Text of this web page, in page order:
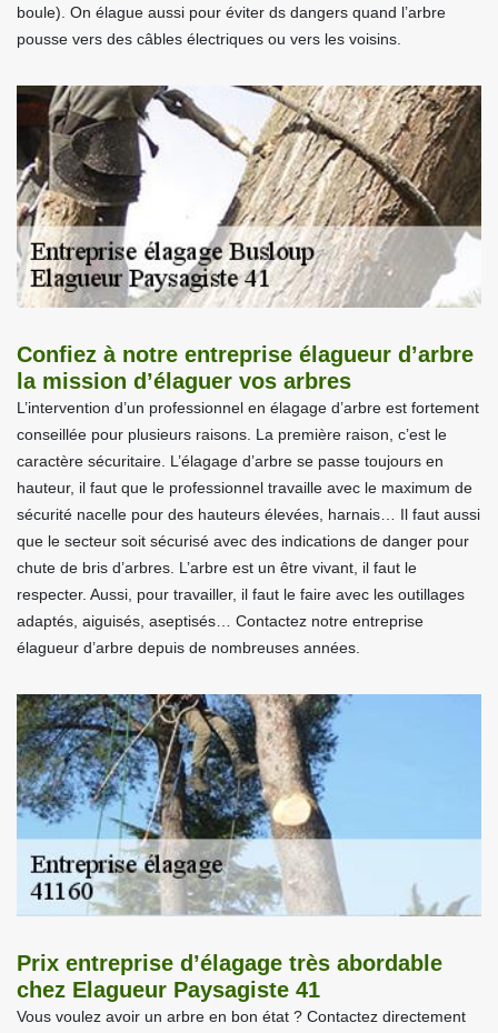
boule). On élague aussi pour éviter ds dangers quand l’arbre
pousse vers des câbles électriques ou vers les voisins.
Confiez à notre entreprise élagueur d’arbre
la mission d’élaguer vos arbres
L’intervention d’un professionnel en élagage d’arbre est fortement
conseillée pour plusieurs raisons. La première raison, c’est le
caractère sécuritaire. L’élagage d’arbre se passe toujours en
hauteur, il faut que le professionnel travaille avec le maximum de
sécurité nacelle pour des hauteurs élevées, harnais… Il faut aussi
que le secteur soit sécurisé avec des indications de danger pour
chute de bris d’arbres. L’arbre est un être vivant, il faut le
respecter. Aussi, pour travailler, il faut le faire avec les outillages
adaptés, aiguisés, aseptisés… Contactez notre entreprise
élagueur d’arbre depuis de nombreuses années.
Prix entreprise d’élagage très abordable
chez Elagueur Paysagiste 41
Vous voulez avoir un arbre en bon état ? Contactez directement